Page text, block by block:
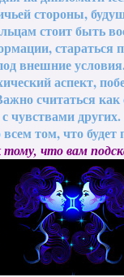
стороны,
стоит быть
стараться
внешние
аспект,
считаться как
чувствами
том, что будет
что вам